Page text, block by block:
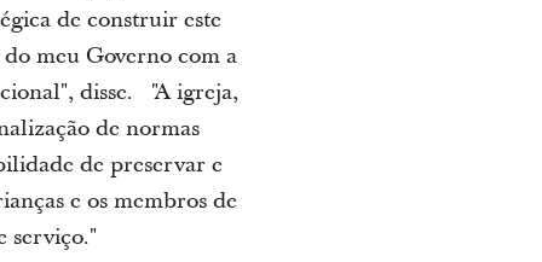
de construir este
meu Governo com a
disse. "A igreja,
de normas
de preservar e
e os membros de
serviço."